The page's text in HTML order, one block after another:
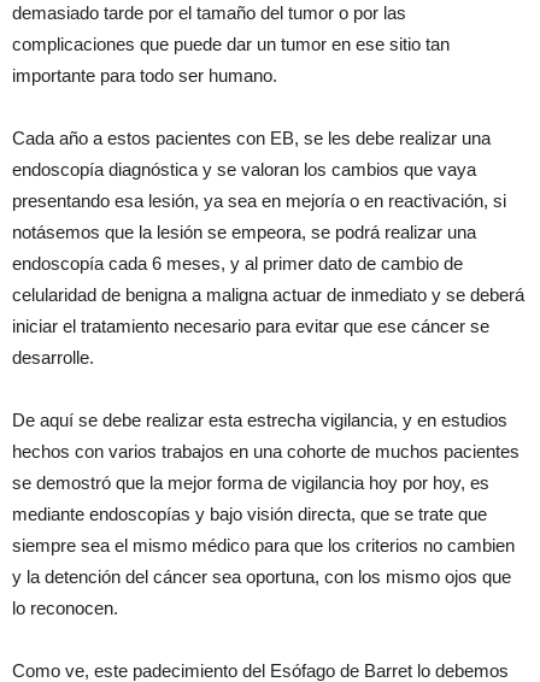
demasiado tarde por el tamaño del tumor o por las
complicaciones que puede dar un tumor en ese sitio tan
importante para todo ser humano.
Cada año a estos pacientes con EB, se les debe realizar una
endoscopía diagnóstica y se valoran los cambios que vaya
presentando esa lesión, ya sea en mejoría o en reactivación, si
notásemos que la lesión se empeora, se podrá realizar una
endoscopía cada 6 meses, y al primer dato de cambio de
celularidad de benigna a maligna actuar de inmediato y se deberá
iniciar el tratamiento necesario para evitar que ese cáncer se
desarrolle.
De aquí se debe realizar esta estrecha vigilancia, y en estudios
hechos con varios trabajos en una cohorte de muchos pacientes
se demostró que la mejor forma de vigilancia hoy por hoy, es
mediante endoscopías y bajo visión directa, que se trate que
siempre sea el mismo médico para que los criterios no cambien
y la detención del cáncer sea oportuna, con los mismo ojos que
lo reconocen.
Como ve, este padecimiento del Esófago de Barret lo debemos